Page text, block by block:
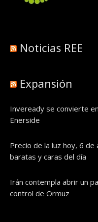
Noticias REE
Expansión
Inveready se convierte
Enerside
Precio de la luz hoy, 6
baratas y caras del día
Irán contempla abrir un
control de Ormuz